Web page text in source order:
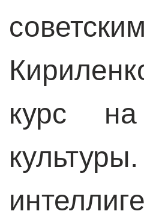
курс на